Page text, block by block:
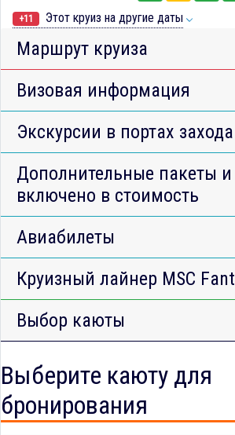
+11 Этот круиз на другие даты
Маршрут круиза
Визовая информация
Экскурсии в портах захода
Дополнительные пакеты и
включено в стоимость
Авиабилеты
Круизный лайнер MSC
Выбор каюты
Выберите каюту для
бронирования